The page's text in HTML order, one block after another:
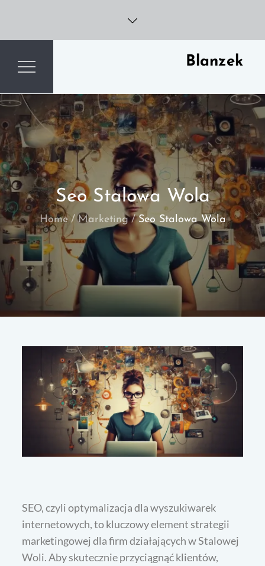
content
Blanzek
Seo Stalowa Wola
Home Marketing Seo Stalowa Wola
SEO, czyli optymalizacja dla wyszukiwarek
internetowych, to kluczowy element strategii
marketingowej dla firm działających w Stalowej
Woli. Aby skutecznie przyciągnąć klientów,